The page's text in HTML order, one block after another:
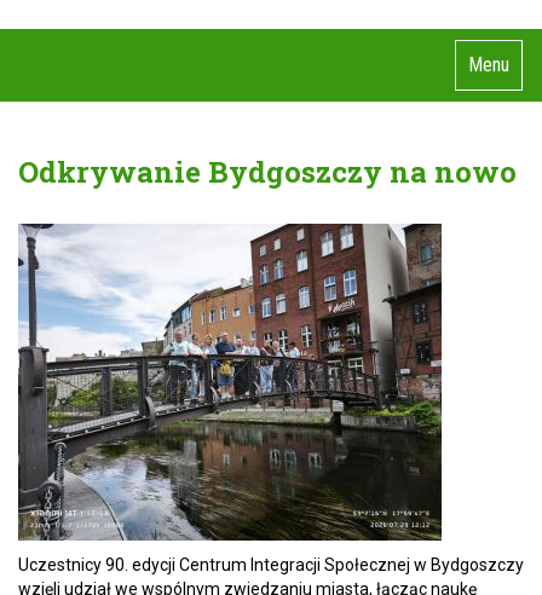
Menu
Odkrywanie Bydgoszczy na nowo
Uczestnicy 90. edycji Centrum Integracji Społecznej w Bydgoszczy
wzięli udział we wspólnym zwiedzaniu miasta, łącząc naukę